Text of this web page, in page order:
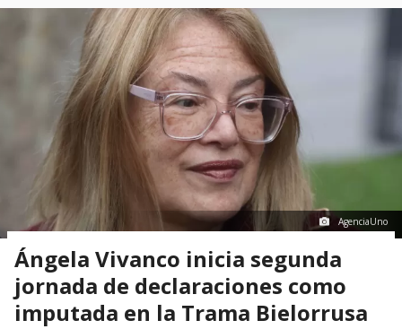
AgenciaUno
Ángela Vivanco inicia segunda
jornada de declaraciones como
imputada en la Trama Bielorrusa